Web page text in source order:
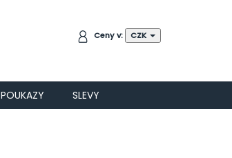
NÁKUPNÍCeny v: CZK
POUKAZY SLEVY